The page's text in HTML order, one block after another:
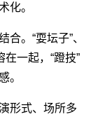
化。
。“耍坛子”、
一起，“蹬技”
。
形式、场所多